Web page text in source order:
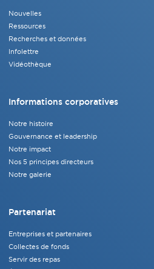
Nouvelles
Ressources
Recherches et données
Infolettre
Vidéothèque
Informations corporatives
Notre histoire
Gouvernance et leadership
Notre impact
Nos 5 principes directeurs
Notre galerie
Partenariat
Entreprises et partenaires
Collectes de fonds
Servir des repas